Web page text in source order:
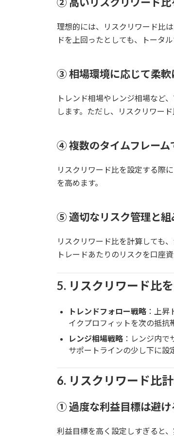
理想的には、リスクリワード比は
ドを上回ったとしても、トータ
③ 相場環境に応じて柔軟
トレンド相場やレンジ相場など
します。ただし、リスクリワード
④ 複数のタイムフレーム
リスクリワード比を設定する際
を高めます。
⑤ 適切なリスク管理と組
リスクリワード比を計算しても
トレードあたりのリスクを口座
5. リスクリワード比
トレンドフォロー戦略 ：上
イクプロフィットを次の抵抗
レンジ相場戦略 ：レンジ内
サポートラインの少し下に設
6. リスクリワード比
① 過度な利益目標は避け
利益目標を高く設定しすぎると